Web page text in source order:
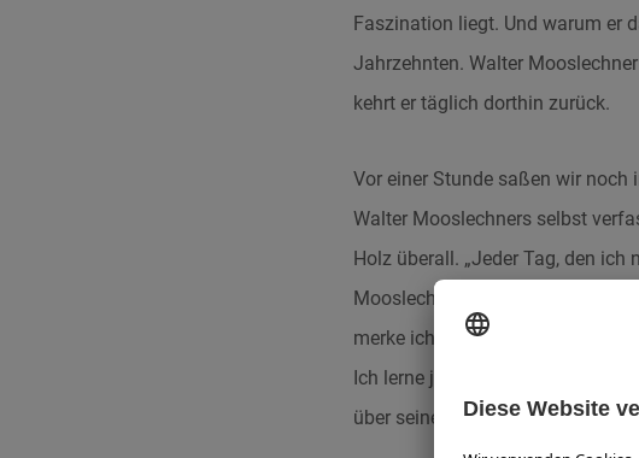
Faszination liegt. Und warum er
Jahrzehnten. Walter
kehrt er täglich dorthin zurück.
Vor einer Stunde saßen wir noch
Walter Mooslechners selbst
Holz überall. „Jeder Tag, den
Mooslechner. „Als ich noch
merke ich, wie viele
Ich lerne jeden Tag dazu.“ Wenn
über seine besten Freunde und